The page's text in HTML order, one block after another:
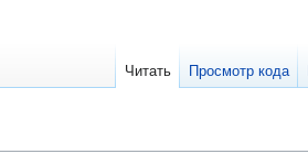
Читать Просмотр кода